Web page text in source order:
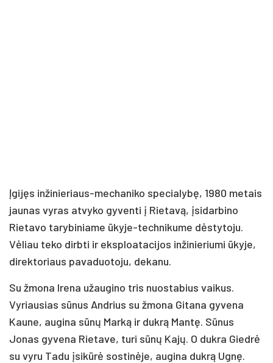
Įgijęs inžinieriaus-mechaniko specialybę, 1980 metais
jaunas vyras atvyko gyventi į Rietavą, įsidarbino
Rietavo tarybiniame ūkyje-technikume dėstytoju.
Vėliau teko dirbti ir eksploatacijos inžinieriumi ūkyje,
direktoriaus pavaduotoju, dekanu.
Su žmona Irena užaugino tris nuostabius vaikus.
Vyriausias sūnus Andrius su žmona Gitana gyvena
Kaune, augina sūnų Marką ir dukrą Mantę. Sūnus
Jonas gyvena Rietave, turi sūnų Kajų. O dukra Giedrė
su vyru Tadu įsikūrė sostinėje, augina dukrą Ugnę.